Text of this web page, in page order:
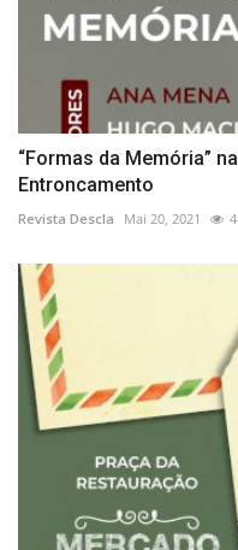
“Formas da Memória”
Entroncamento
Revista Descla Mai 20, 2021